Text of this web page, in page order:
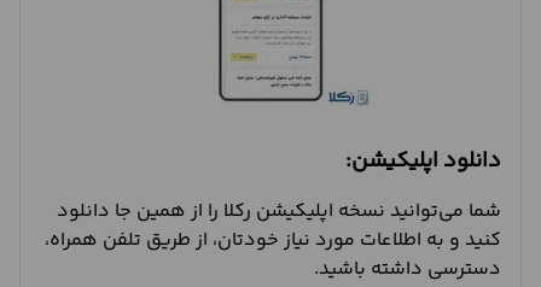
دانلود اپلیکیشن:
شما می‌توانید نسخه اپلیکیشن رکلا را از همین جا دانلود
کنید و به اطلاعات مورد نیاز خودتان، از طریق تلفن همراه،
دسترسی داشته باشید.